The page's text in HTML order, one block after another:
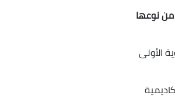
من نوعها
الجزائر 3 بالذكرى السنوية الأولى